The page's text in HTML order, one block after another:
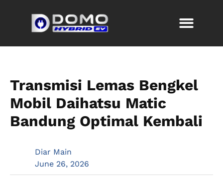
Transmisi Lemas Bengkel
Mobil Daihatsu Matic
Bandung Optimal Kembali
Diar Main
June 26, 2026